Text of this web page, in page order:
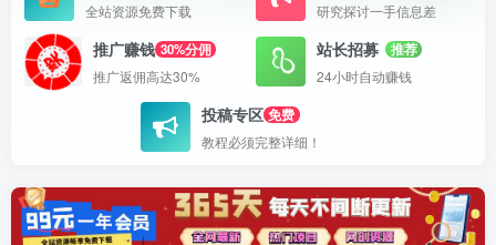
全站资源免费下载
研究探讨一手信息差
推广赚钱 30%分佣
推广返佣高达30%
站长招募
推荐
24小时自动赚钱
投稿专区 免费
教程必须完整详细！